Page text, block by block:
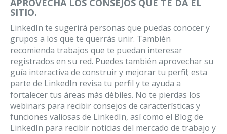
APROVECHA LOS CONSEJOS QUE TE DA EL
SITIO.
LinkedIn te sugerirá personas que puedas conocer y
grupos a los que te querrás unir. También
recomienda trabajos que te puedan interesar
registrados en su red. Puedes también aprovechar su
guía interactiva de construir y mejorar tu perfil; esta
parte de LinkedIn revisa tu perfil y te ayuda a
fortalecer tus áreas más débiles. No te pierdas los
webinars para recibir consejos de características y
funciones valiosas de LinkedIn, así como el Blog de
LinkedIn para recibir noticias del mercado de trabajo y